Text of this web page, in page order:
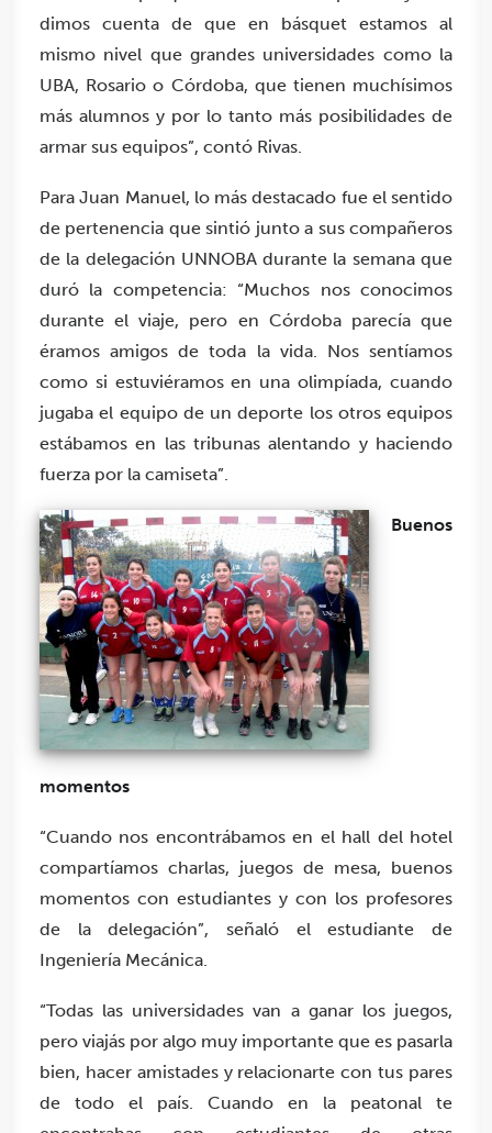
dimos cuenta de que en básquet estamos al
mismo nivel que grandes universidades como la
UBA, Rosario o Córdoba, que tienen muchísimos
más alumnos y por lo tanto más posibilidades de
armar sus equipos”, contó Rivas.
Para Juan Manuel, lo más destacado fue el sentido
de pertenencia que sintió junto a sus compañeros
de la delegación UNNOBA durante la semana que
duró la competencia: “Muchos nos conocimos
durante el viaje, pero en Córdoba parecía que
éramos amigos de toda la vida. Nos sentíamos
como si estuviéramos en una olimpíada, cuando
jugaba el equipo de un deporte los otros equipos
estábamos en las tribunas alentando y haciendo
fuerza por la camiseta”.
Buenos
momentos
“Cuando nos encontrábamos en el hall del hotel
compartíamos charlas, juegos de mesa, buenos
momentos con estudiantes y con los profesores
de la delegación”, señaló el estudiante de
Ingeniería Mecánica.
“Todas las universidades van a ganar los juegos,
pero viajás por algo muy importante que es pasarla
bien, hacer amistades y relacionarte con tus pares
de todo el país. Cuando en la peatonal te